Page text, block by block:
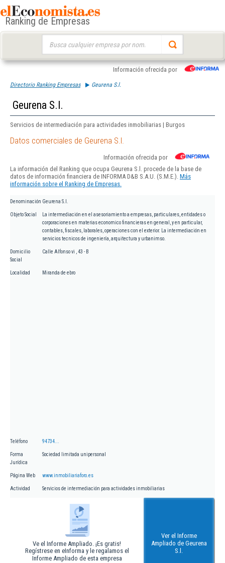
Ranking de Empresas
Información ofrecida por
Directorio Ranking Empresas Geurena S.l.
Geurena S.l.
Servicios de intermediación para actividades inmobiliarias | Burgos
Datos comerciales de Geurena S.l.
Información ofrecida por
La información del Ranking que ocupa Geurena S.l. procede de la base de
datos de información financiera de INFORMA D&B S.A.U. (S.M.E.). Más
información sobre el Ranking de Empresas.
Denominación Geurena S.l.
Objeto Social
La intermediación en el asesoriamiento a empresas, particulares, entidades o
corporaciones en materias economico financieras en general, y en particular,
contables, fiscales, laborales, operaciones con el exterior. La intermediación en
servicios tecnicos de ingeniería, arquitectura y urbanimso.
Domicilio
Social
Calle Alfonso vi , 43 - B
Localidad Miranda de ebro
Teléfono 94734...
Forma
Jurídica
Sociedad limitada unipersonal
Página Web www.inmobiliariaforo.es
Actividad Servicios de intermediación para actividades inmobiliarias
Ve el Informe Ampliado. ¡Es gratis!
Regístrese en eInforma y le regalamos el
Informe Ampliado de esta empresa
Ver el Informe
Ampliado de Geurena
S.l.